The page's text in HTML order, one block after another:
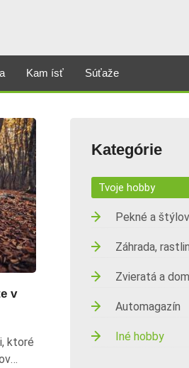
Kam ísť Súťaže
v
ktoré
Kategórie
Tvoje hobby
Pekné a
Záhrada,
Zvieratá a
Automagazín
Iné hobby